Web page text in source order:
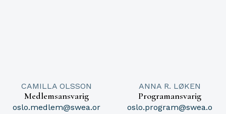
CAMILLA OLSSON
Medlemsansvarig
oslo.medlem@swea.or
ANNA R. LØKEN
Programansvarig
oslo.program@swea.o